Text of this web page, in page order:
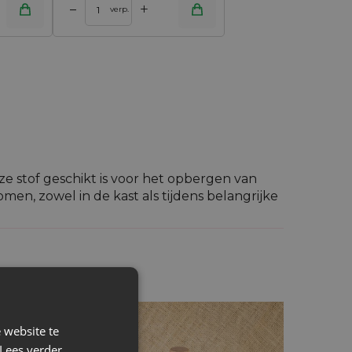
– verp. +
stof geschikt is voor het opbergen van
zowel in de kast als tijdens belangrijke
gebruik in de keuken en op andere
en synthetische vezels garandeert
website te